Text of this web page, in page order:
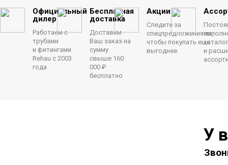
Официальный
дилер
Работаем с
трубами
и фитингами
Rehau с 2003
года
Бесплатная
доставка
Доставим
Ваш заказ на
сумму
свыше 160
000 ₽
бесплатно
Акции
Следите за
спецпредложениями,
чтобы покупать еще
выгоднее
и
У